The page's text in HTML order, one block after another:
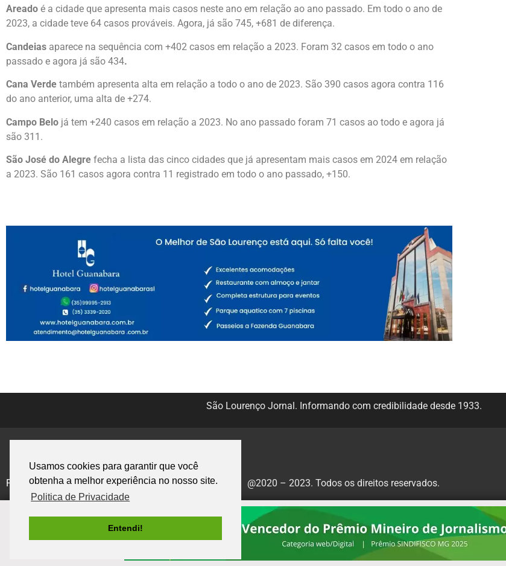
Usamos cookies para garantir que você
obtenha a melhor experiência no nosso site.
Politica de Privacidade
Entendi!
Areado é a cidade que apresenta mais casos neste ano em relação ao ano passado. Em todo o ano de
2023, a cidade teve 64 casos prováveis. Agora, já são 745, +681 de diferença.
Candeias aparece na sequência com +402 casos em relação a 2023. Foram 32 casos em todo o ano
passado e agora já são 434.
Cana Verde também apresenta alta em relação a todo o ano de 2023. São 390 casos agora contra 116
do ano anterior, uma alta de +274.
Campo Belo já tem +240 casos em relação a 2023. No ano passado foram 71 casos ao todo e agora já
são 311.
São José do Alegre fecha a lista das cinco cidades que já apresentam mais casos em 2024 em relação
a 2023. São 161 casos agora contra 11 registrado em todo o ano passado, +150.
São Lourenço Jornal. Informando com credibilidade desde 1933.
Politica de Privacidade @2020 – 2023. Todos os direitos reservados.